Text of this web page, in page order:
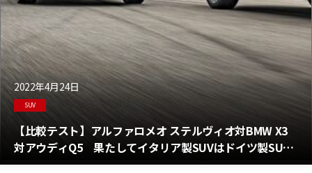
2022年4月24日
SUV
【比較テスト】アルファロメオ ステルヴィオ対BMW X3
対アウディQ5 果たしてイタリア製SUVはドイツ製SUV
に勝てるか？